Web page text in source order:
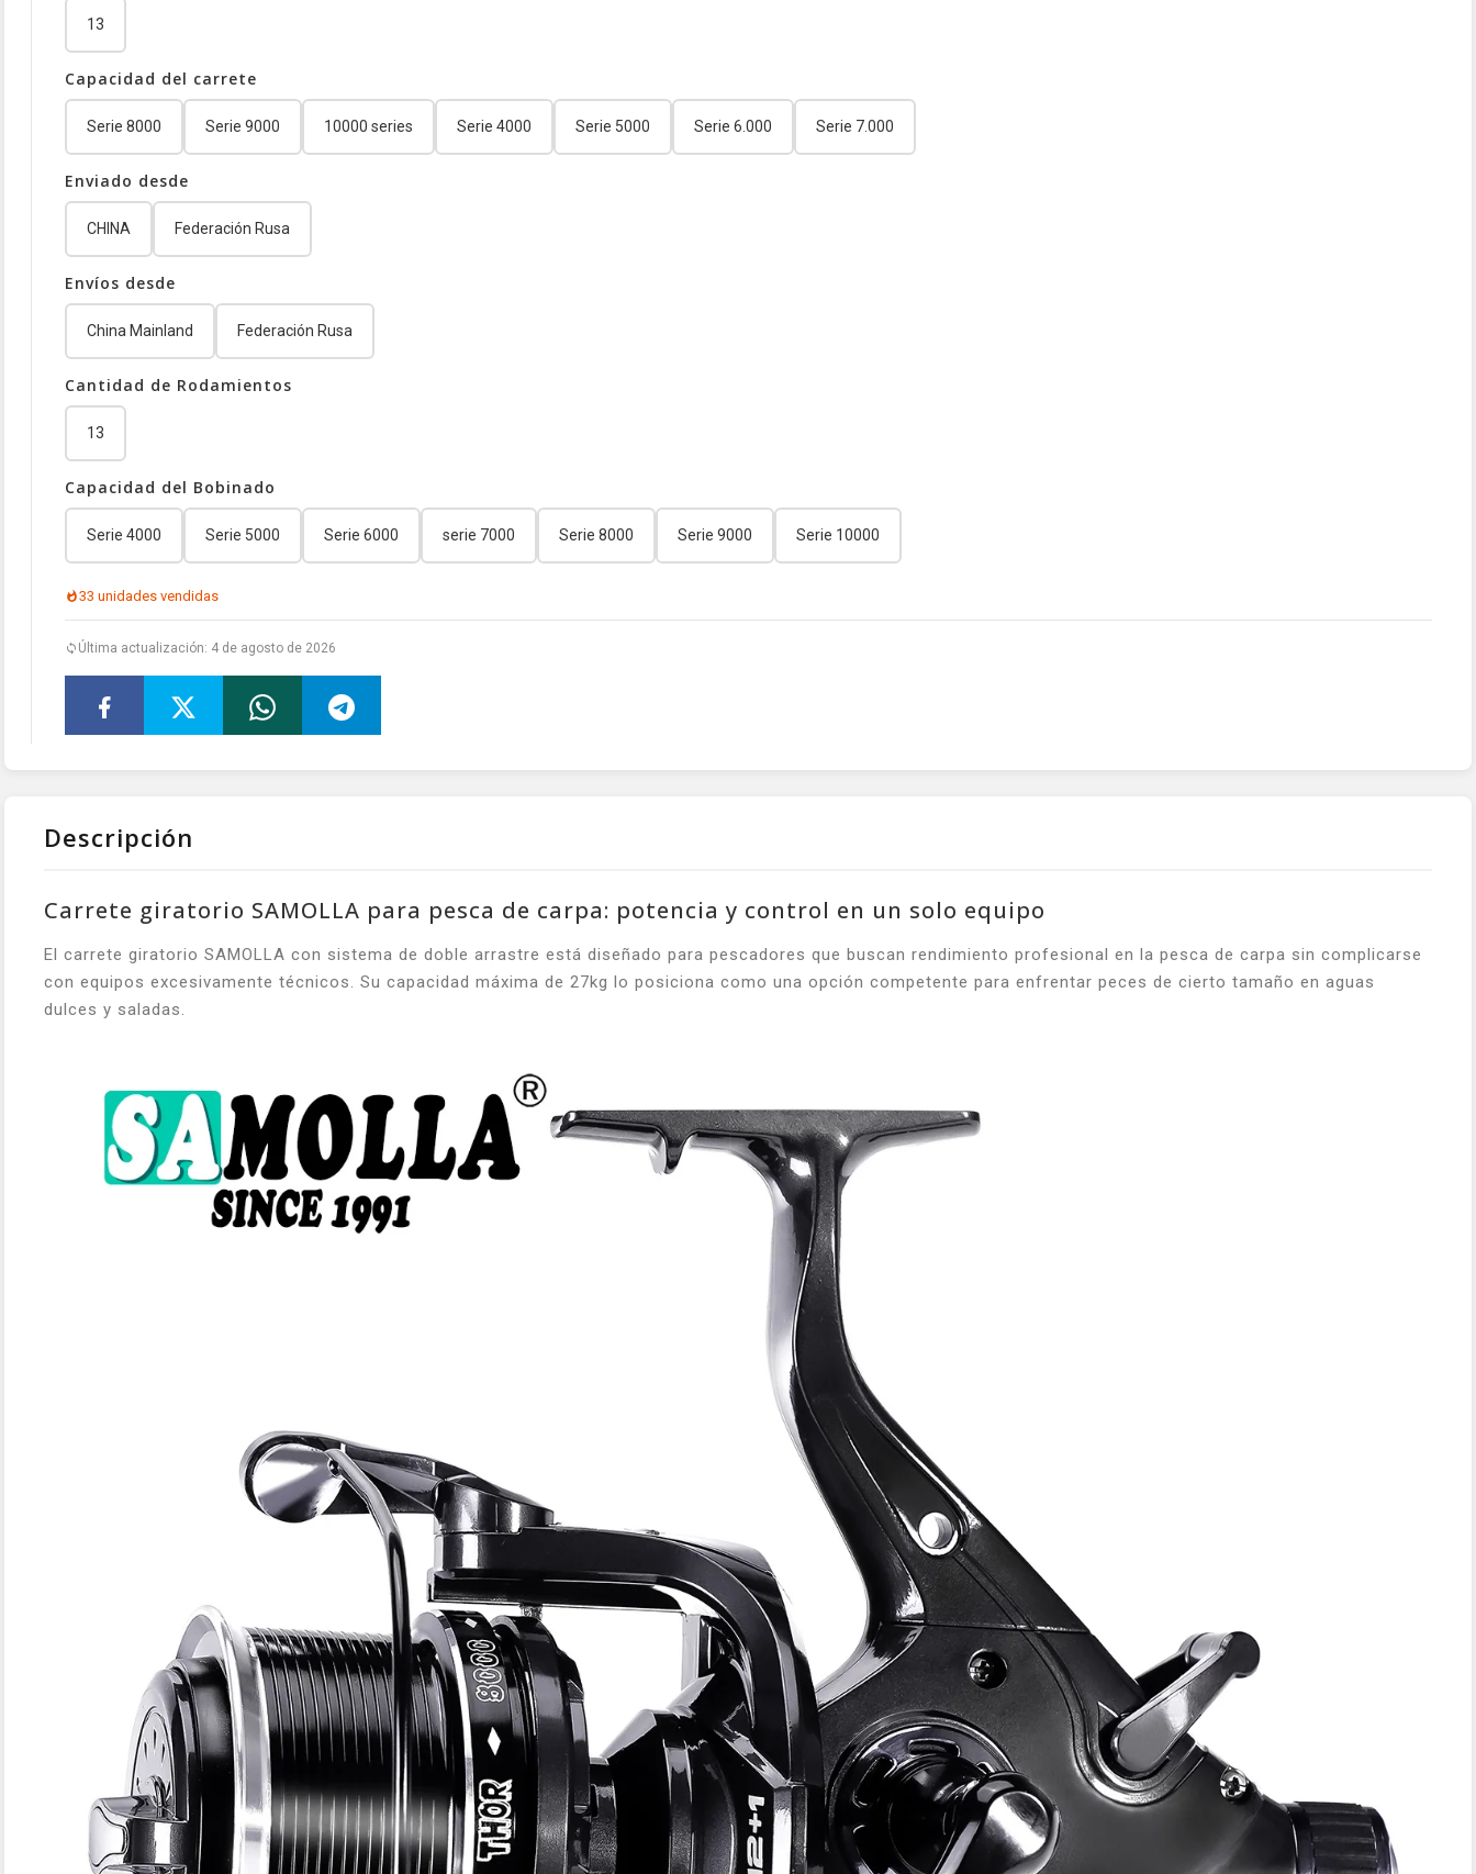
13
Capacidad del carrete
Serie 8000 Serie 9000 10000 series Serie 4000 Serie 5000 Serie 6.000 Serie 7.000
Enviado desde
CHINA Federación Rusa
Envíos desde
China Mainland Federación Rusa
Cantidad de Rodamientos
13
Capacidad del Bobinado
Serie 4000 Serie 5000 Serie 6000 serie 7000 Serie 8000 Serie 9000 Serie 10000
33 unidades vendidas
Última actualización: 4 de agosto de 2026
Descripción
Carrete giratorio SAMOLLA para pesca de carpa: potencia y control en un solo equipo
El carrete giratorio SAMOLLA con sistema de doble arrastre está diseñado para pescadores que buscan rendimiento profesional en la pesca de carpa sin complicarse
con equipos excesivamente técnicos. Su capacidad máxima de 27kg lo posiciona como una opción competente para enfrentar peces de cierto tamaño en aguas
dulces y saladas.